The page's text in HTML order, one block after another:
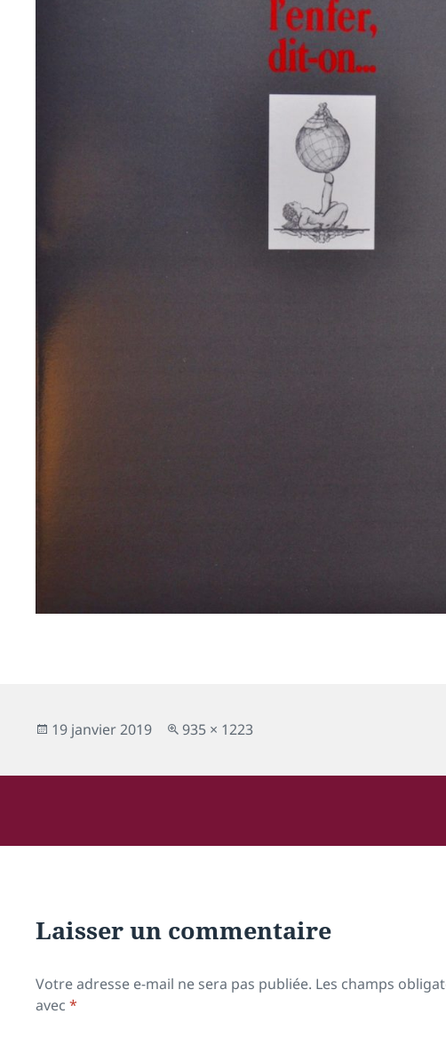
Publié
19 janvier 2019
Taille
935 × 1223
Laisser un commentaire
Votre adresse e-mail ne sera pas publiée. Les champs
avec*